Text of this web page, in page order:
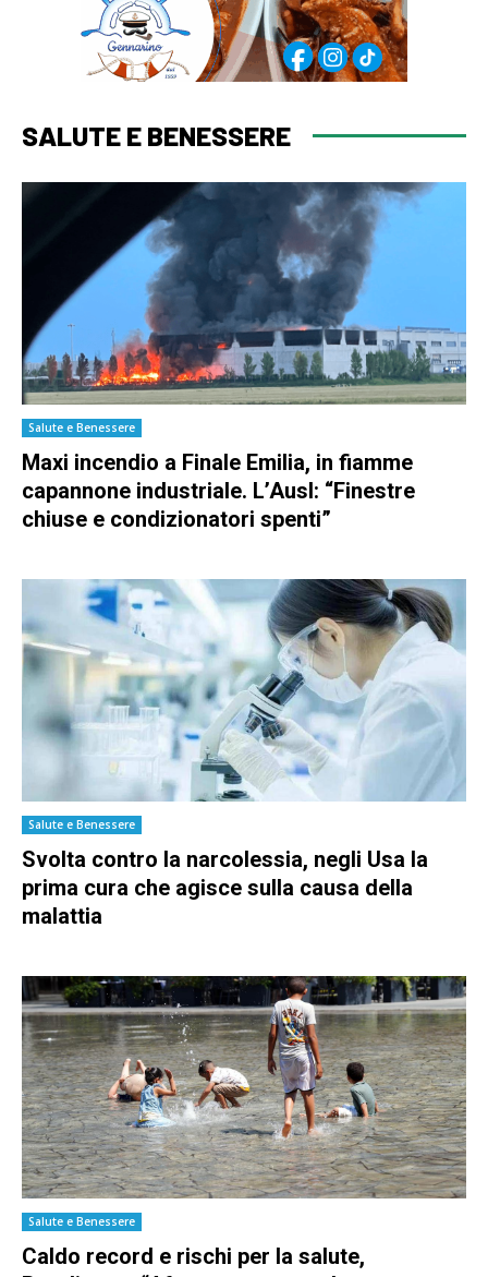
SALUTE E BENESSERE
Salute e Benessere
Maxi incendio a Finale Emilia, in fiamme
capannone industriale. L’Ausl: “Finestre
chiuse e condizionatori spenti”
Salute e Benessere
Svolta contro la narcolessia, negli Usa la
prima cura che agisce sulla causa della
malattia
Salute e Benessere
Caldo record e rischi per la salute,